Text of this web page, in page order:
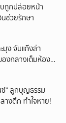
บถูกปล่อยหน้า
ช่วยรักษา
ง จับแก๊งล่า
งกลางเต็มห้อง
“ ลูกบุญธรรม
างดึก ทำใจหาย!